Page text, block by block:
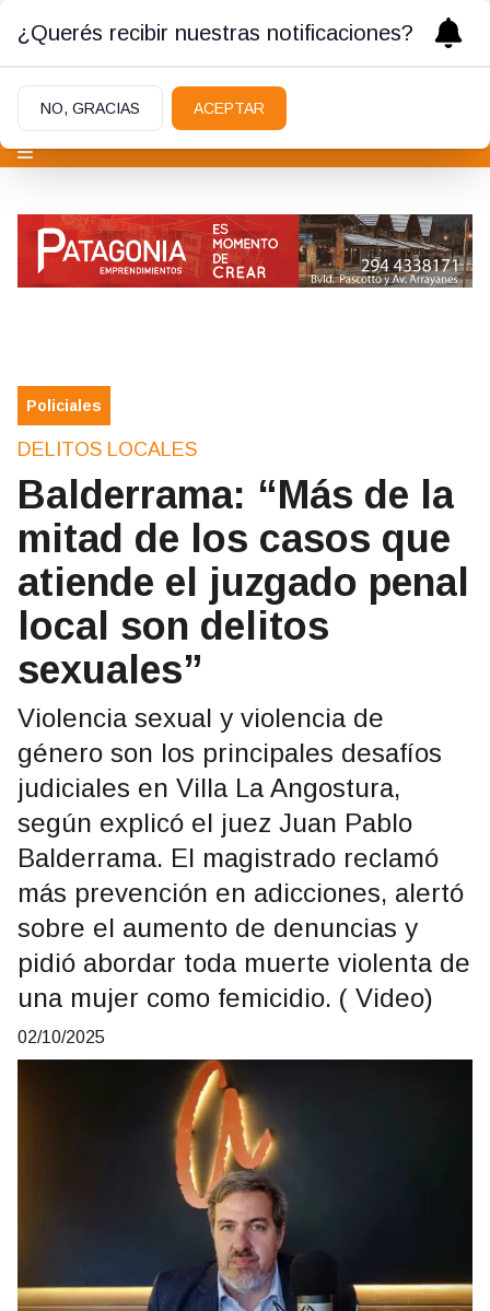
Policiales
DELITOS LOCALES
Balderrama: “Más de la
mitad de los casos que
atiende el juzgado penal
local son delitos
sexuales”
Violencia sexual y violencia de
género son los principales desafíos
judiciales en Villa La Angostura,
según explicó el juez Juan Pablo
Balderrama. El magistrado reclamó
más prevención en adicciones, alertó
sobre el aumento de denuncias y
pidió abordar toda muerte violenta de
una mujer como femicidio. ( Video)
02/10/2025
¿Querés recibir nuestras notificaciones?
NO, GRACIAS ACEPTAR